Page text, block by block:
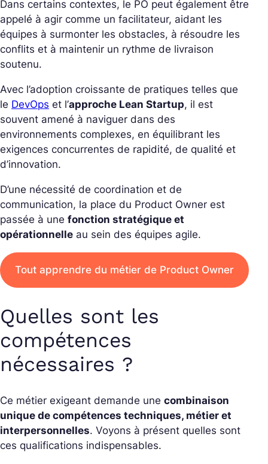
Dans certains contextes, le PO peut également être
appelé à agir comme un facilitateur, aidant les
équipes à surmonter les obstacles, à résoudre les
conflits et à maintenir un rythme de livraison
soutenu.
Avec l’adoption croissante de pratiques telles que
le DevOps et l’approche Lean Startup, il est
souvent amené à naviguer dans des
environnements complexes, en équilibrant les
exigences concurrentes de rapidité, de qualité et
d’innovation.
D’une nécessité de coordination et de
communication, la place du Product Owner est
passée à une fonction stratégique et
opérationnelle au sein des équipes agile.
Tout apprendre du métier de Product Owner
Quelles sont les
compétences
nécessaires ?
Ce métier exigeant demande une combinaison
unique de compétences techniques, métier et
interpersonnelles. Voyons à présent quelles sont
ces qualifications indispensables.